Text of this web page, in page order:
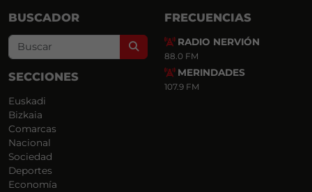
BUSCADOR
Search
SECCIONES
Euskadi
Bizkaia
Comarcas
Nacional
Sociedad
Deportes
Economía
FRECUENCIAS
RADIO NERVIÓN
88.0 FM
MERINDADES
107.9 FM